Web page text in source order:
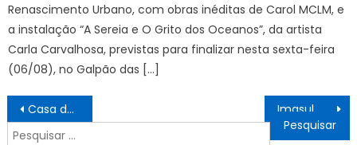
Renascimento Urbano, com obras inéditas de Carol MCLM, e
a instalação “A Sereia e O Grito dos Oceanos”, da artista
Carla Carvalhosa, previstas para finalizar nesta sexta-feira
(06/08), no Galpão das […]
Navegação
de
Casa do Trabalhador oferece 281 vagas de emprego nesta terça-feira (30) – Agência de Notícias
Pesquisar